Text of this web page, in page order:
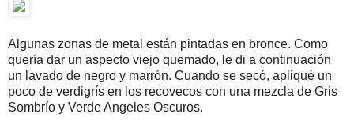
Algunas zonas de metal están pintadas en bronce. Como
quería dar un aspecto viejo quemado, le di a continuación
un lavado de negro y marrón. Cuando se secó, apliqué un
poco de verdigrís en los recovecos con una mezcla de Gris
Sombrío y Verde Angeles Oscuros.